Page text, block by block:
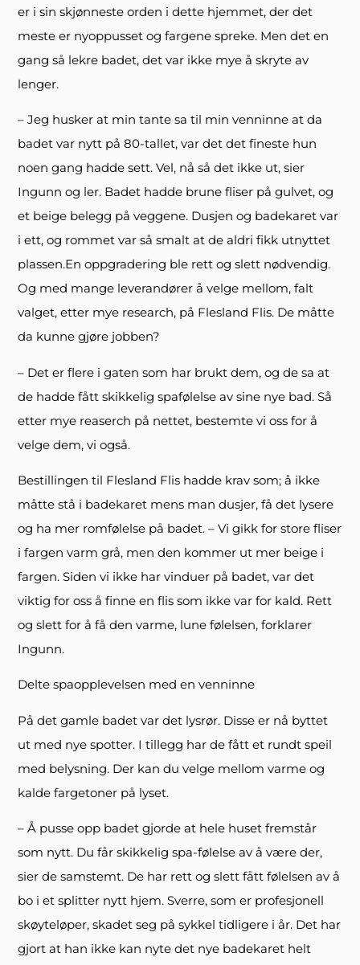
er i sin skjønneste orden i dette hjemmet, der det
meste er nyoppusset og fargene spreke. Men det en
gang så lekre badet, det var ikke mye å skryte av
lenger.
– Jeg husker at min tante sa til min venninne at da
badet var nytt på 80-tallet, var det det fineste hun
noen gang hadde sett. Vel, nå så det ikke ut, sier
Ingunn og ler. Badet hadde brune fliser på gulvet, og
et beige belegg på veggene. Dusjen og badekaret var
i ett, og rommet var så smalt at de aldri fikk utnyttet
plassen.En oppgradering ble rett og slett nødvendig.
Og med mange leverandører å velge mellom, falt
valget, etter mye research, på Flesland Flis. De måtte
da kunne gjøre jobben?
– Det er flere i gaten som har brukt dem, og de sa at
de hadde fått skikkelig spafølelse av sine nye bad. Så
etter mye reaserch på nettet, bestemte vi oss for å
velge dem, vi også.
Bestillingen til Flesland Flis hadde krav som; å ikke
måtte stå i badekaret mens man dusjer, få det lysere
og ha mer romfølelse på badet. – Vi gikk for store fliser
i fargen varm grå, men den kommer ut mer beige i
fargen. Siden vi ikke har vinduer på badet, var det
viktig for oss å finne en flis som ikke var for kald. Rett
og slett for å få den varme, lune følelsen, forklarer
Ingunn.
Delte spaopplevelsen med en venninne
På det gamle badet var det lysrør. Disse er nå byttet
ut med nye spotter. I tillegg har de fått et rundt speil
med belysning. Der kan du velge mellom varme og
kalde fargetoner på lyset.
– Å pusse opp badet gjorde at hele huset fremstår
som nytt. Du får skikkelig spa-følelse av å være der,
sier de samstemt. De har rett og slett fått følelsen av å
bo i et splitter nytt hjem. Sverre, som er profesjonell
skøyteløper, skadet seg på sykkel tidligere i år. Det har
gjort at han ikke kan nyte det nye badekaret helt